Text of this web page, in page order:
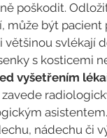
poškodit.
může být
svlékají
s kosticemi
vyšetřením
nádechu či